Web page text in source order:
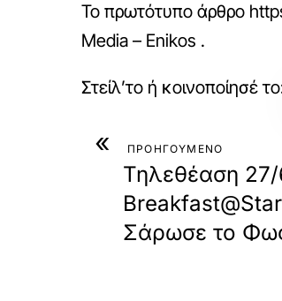
Το πρωτότυπο άρθρο
Media – Enikos .
« ΠΡΟΗΓΟΥΜΕΝΟ
Τηλεθέαση
Σάρωσε το